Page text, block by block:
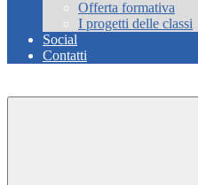
Offerta formativa
I progetti delle classi
Social
Contatti